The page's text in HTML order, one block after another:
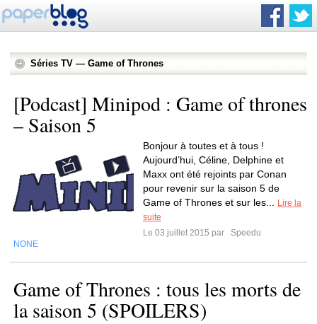
Séries TV — Game of Thrones
[Podcast] Minipod : Game of thrones
– Saison 5
Bonjour à toutes et à tous !
Aujourd’hui, Céline, Delphine et
Maxx ont été rejoints par Conan
pour revenir sur la saison 5 de
Game of Thrones et sur les...
Lire la
suite
Le 03 juillet 2015 par
Speedu
NONE
Game of Thrones : tous les morts de
la saison 5 (SPOILERS)